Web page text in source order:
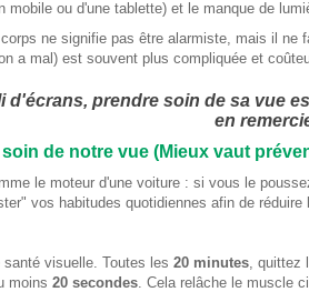
mobile ou d'une tablette) et le manque de
ne signifie pas être alarmiste, mais il
a mal) est souvent plus compliquée et
d'écrans, prendre soin de sa vue
en
de notre vue (Mieux vaut
le moteur d'une voiture : si vous le
vos habitudes quotidiennes afin de réduire
visuelle. Toutes les 20 minutes ,
moins 20 secondes . Cela relâche le muscle